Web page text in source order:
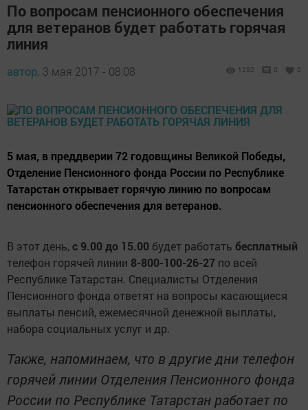
По вопросам пенсионного обеспечения
для ветеранов будет работать горячая
линия
автор, 3 мая 2017 - 08:08 1252 0 0
5 мая, в преддверии 72 годовщины Великой Победы,
Отделение Пенсионного фонда России по Республике
Татарстан открывает горячую линию по вопросам
пенсионного обеспечения для ветеранов.
В этот день,с 9.00 до 15.00 будет работать бесплатный
телефон горячей линии 8-800-100-26-27 по всей
Республике Татарстан. Специалисты Отделения
Пенсионного фонда ответят на вопросы касающиеся
выплаты пенсий, ежемесячной денежной выплаты,
набора социальных услуг и др.
Также, напоминаем, что в другие дни телефон
горячей линии Отделения Пенсионного фонда
России по Республике Татарстан работает по